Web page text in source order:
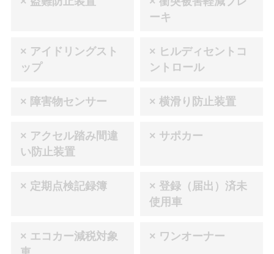
ーキ
× アイドリングスト
ップ
× ヒルディセントコ
ントロール
× 障害物センサー × 横滑り防止装置
× アクセル踏み間違
い防止装置
× サポカー
× 定期点検記録簿
× 登録（届出）済未
使用車
× エコカー減税対象
× ワンオーナー